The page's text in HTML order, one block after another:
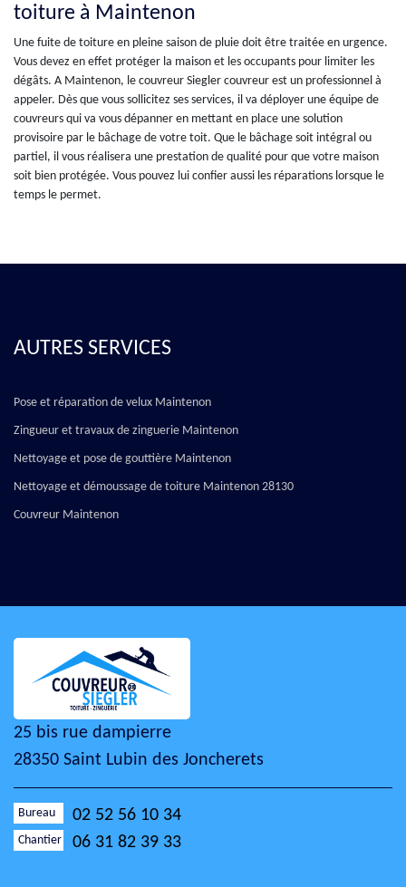
toiture à Maintenon
Une fuite de toiture en pleine saison de pluie doit être traitée en urgence.
Vous devez en effet protéger la maison et les occupants pour limiter les
dégâts. A Maintenon, le couvreur Siegler couvreur est un professionnel à
appeler. Dès que vous sollicitez ses services, il va déployer une équipe de
couvreurs qui va vous dépanner en mettant en place une solution
provisoire par le bâchage de votre toit. Que le bâchage soit intégral ou
partiel, il vous réalisera une prestation de qualité pour que votre maison
soit bien protégée. Vous pouvez lui confier aussi les réparations lorsque le
temps le permet.
AUTRES SERVICES
Pose et réparation de velux Maintenon
Zingueur et travaux de zinguerie Maintenon
Nettoyage et pose de gouttière Maintenon
Nettoyage et démoussage de toiture Maintenon 28130
Couvreur Maintenon
25 bis rue dampierre
28350 Saint Lubin des Joncherets
Bureau 02 52 56 10 34
Chantier 06 31 82 39 33